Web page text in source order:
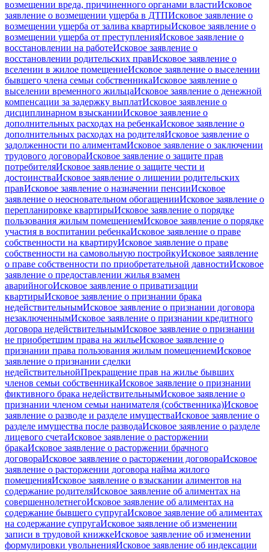
возмещении вреда, причиненного органами властиИсковое
заявление о возмещении ущерба в ДТПИсковое заявление о
возмещении ущерба от залива квартирыИсковое заявление о
возмещении ущерба от преступленияИсковое заявление о
восстановлении на работеИсковое заявление о
восстановлении родительских правИсковое заявление о
вселении в жилое помещениеИсковое заявление о выселении
бывшего члена семьи собственникаИсковое заявление о
выселении временного жильцаИсковое заявление о денежной
компенсации за задержку выплатИсковое заявление о
дисциплинарном взысканииИсковое заявление о
дополнительных расходах на ребенкаИсковое заявление о
дополнительных расходах на родителяИсковое заявление о
задолженности по алиментамИсковое заявление о заключении
трудового договораИсковое заявление о защите прав
потребителяИсковое заявление о защите чести и
достоинстваИсковое заявление о лишении родительских
правИсковое заявление о назначении пенсииИсковое
заявление о неосновательном обогащенииИсковое заявление о
перепланировке квартирыИсковое заявление о порядке
пользования жилым помещениемИсковое заявление о порядке
участия в воспитании ребенкаИсковое заявление о праве
собственности на квартируИсковое заявление о праве
собственности на самовольную постройкуИсковое заявление
о праве собственности по приобретательной давностиИсковое
заявление о предоставлении жилья взамен
аварийногоИсковое заявление о приватизации
квартирыИсковое заявление о признании брака
недействительнымИсковое заявление о признании договора
незаключеннымИсковое заявление о признании кредитного
договора недействительнымИсковое заявление о признании
не приобретшим права на жильеИсковое заявление о
признании права пользования жилым помещениемИсковое
заявление о признании сделки
недействительнойПрекращение прав на жилье бывших
членов семьи собственникаИсковое заявление о признании
фиктивного брака недействительнымИсковое заявление о
признании членом семьи нанимателя (собственника)Исковое
заявление о разводе и разделе имуществаИсковое заявление о
разделе имущества после разводаИсковое заявление о разделе
лицевого счетаИсковое заявление о расторжении
бракаИсковое заявление о расторжении брачного
договораИсковое заявление о расторжении договораИсковое
заявление о расторжении договора найма жилого
помещенияИсковое заявление о взыскании алиментов на
содержание родителяИсковое заявление об алиментах на
совершеннолетнегоИсковое заявление об алиментах на
содержание бывшего супругаИсковое заявление об алиментах
на содержание супругаИсковое заявление об изменении
записи в трудовой книжкеИсковое заявление об изменении
формулировки увольненияИсковое заявление об индексации